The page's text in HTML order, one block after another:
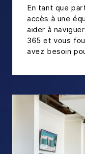
En tant que
accès à une
aider à
365 et vous
avez besoin